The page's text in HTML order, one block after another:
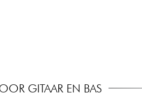
GITAAR EN BAS